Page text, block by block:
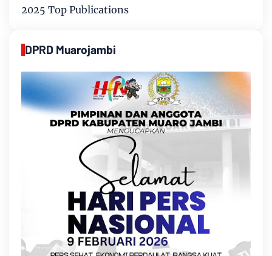
2025 Top Publications
DPRD Muarojambi